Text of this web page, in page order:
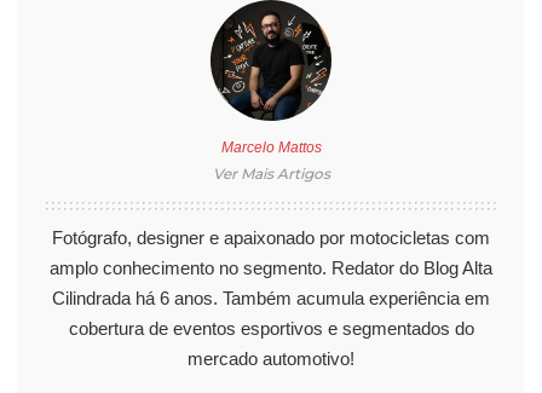
Marcelo Mattos
Ver Mais Artigos
Fotógrafo, designer e apaixonado por motocicletas com
amplo conhecimento no segmento. Redator do Blog Alta
Cilindrada há 6 anos. Também acumula experiência em
cobertura de eventos esportivos e segmentados do
mercado automotivo!